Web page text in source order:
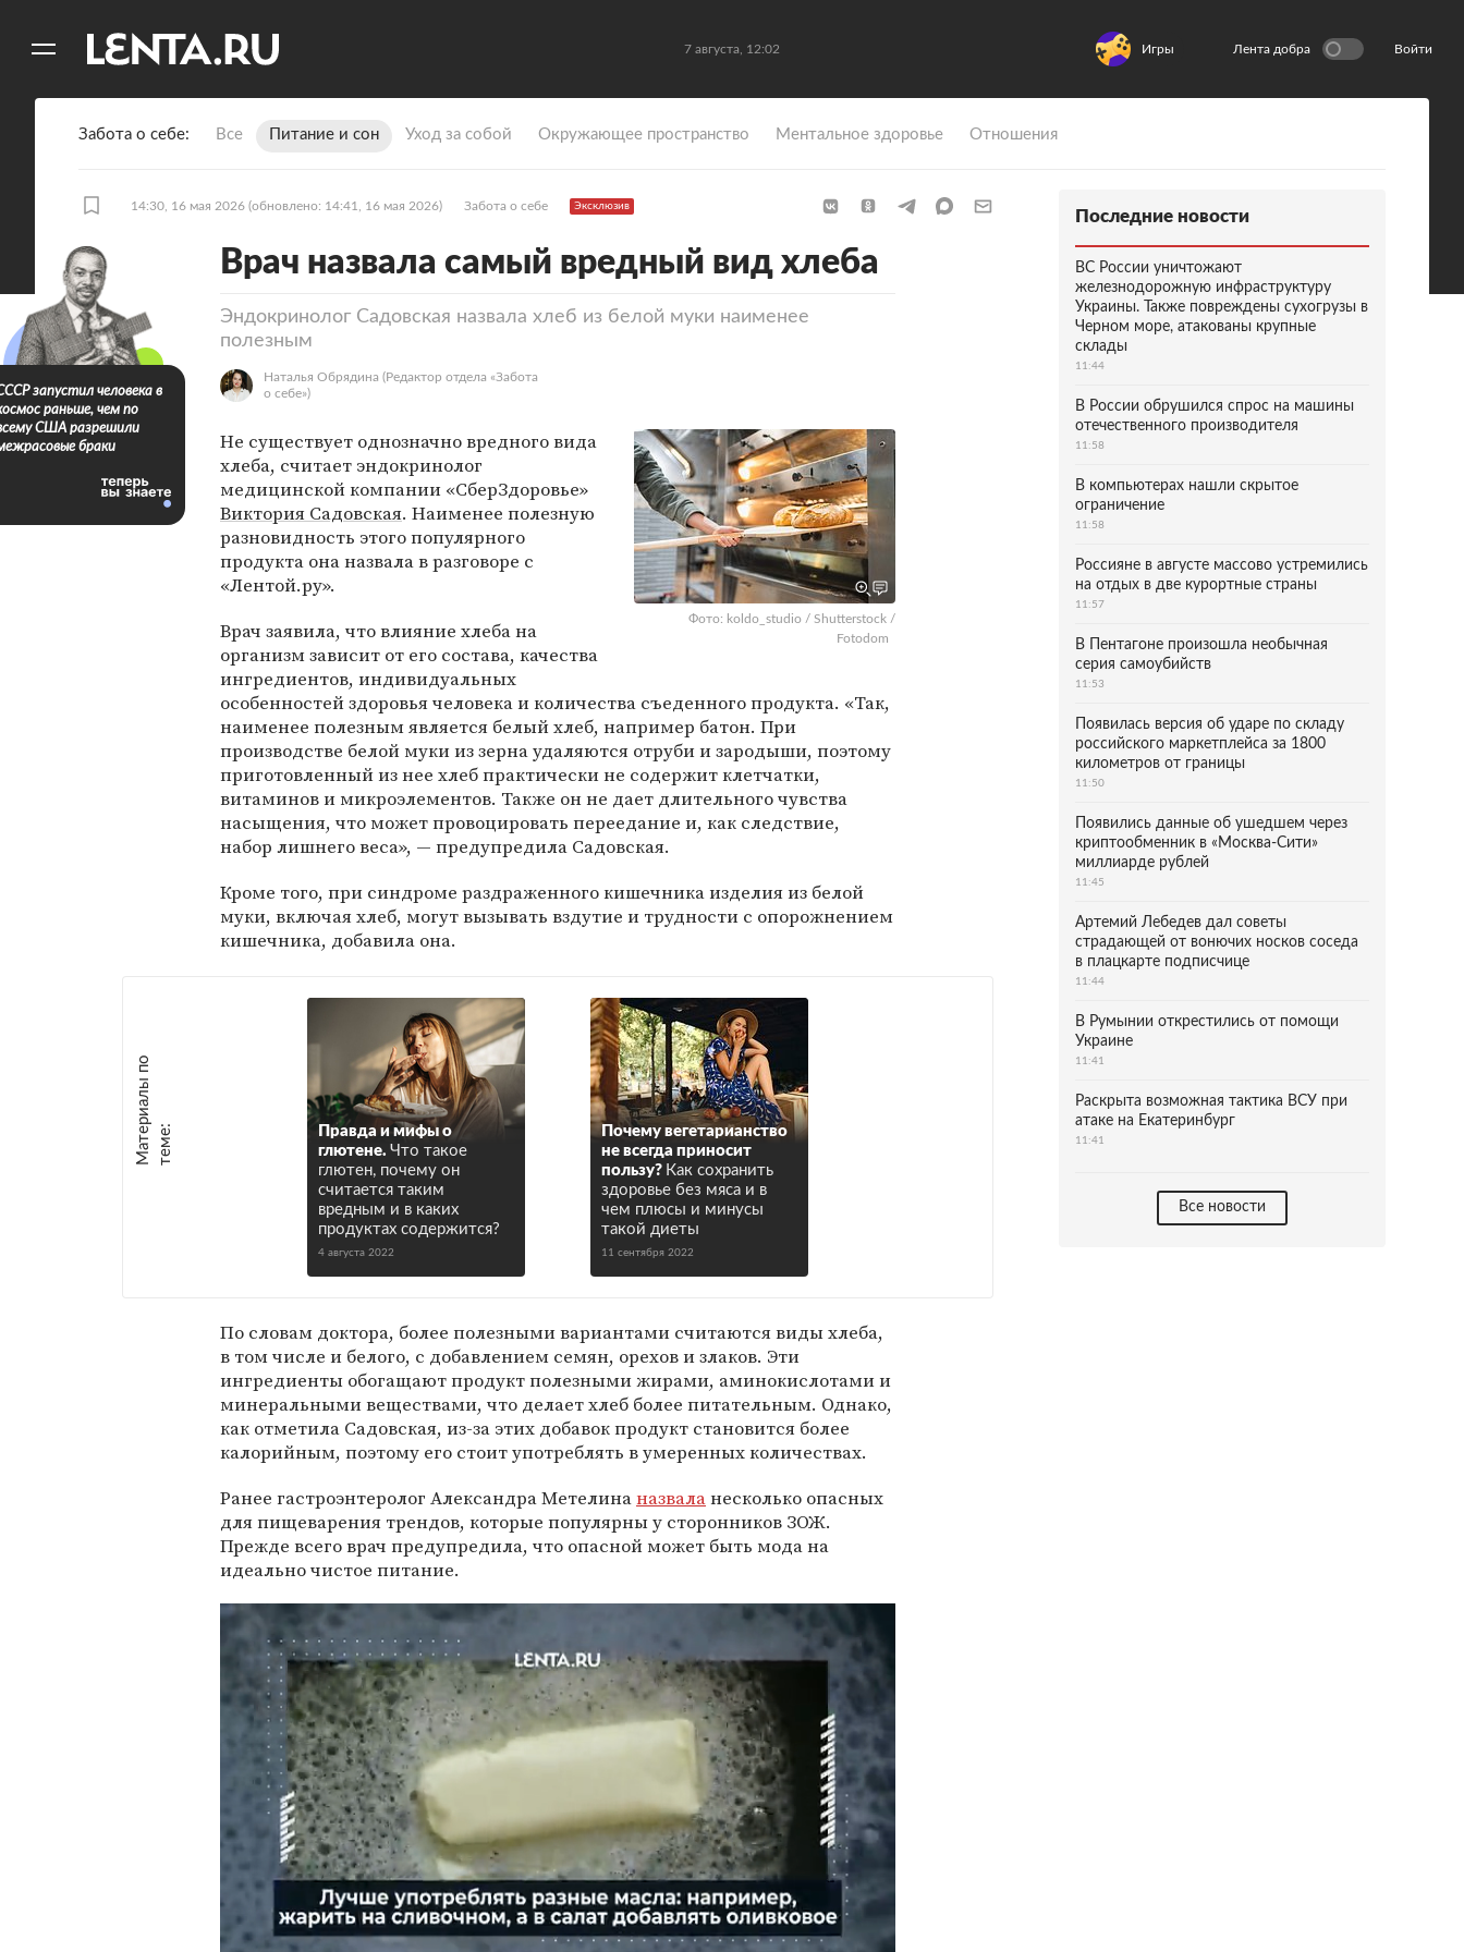
7 августа, 12:02 Игры Лента добра Войти
Забота о себе Все Питание и сон Уход за собой Окружающее пространство Ментальное здоровье Отношения
14:30, 16 мая 2026 (обновлено: 14:41, 16 мая 2026) Забота о себе Эксклюзив
Врач назвала самый вредный вид хлеба
Эндокринолог Садовская назвала хлеб из белой муки наименее
полезным
Наталья Обрядина (Редактор отдела «Забота
о себе»)
Фото: koldo_studio / Shutterstock /
Fotodom
Не существует однозначно вредного вида
хлеба, считает эндокринолог
медицинской компании «СберЗдоровье»
Виктория Садовская. Наименее полезную
разновидность этого популярного
продукта она назвала в разговоре с
«Лентой.ру».
Врач заявила, что влияние хлеба на
организм зависит от его состава, качества
ингредиентов, индивидуальных
особенностей здоровья человека и количества съеденного продукта. «Так,
наименее полезным является белый хлеб, например батон. При
производстве белой муки из зерна удаляются отруби и зародыши, поэтому
приготовленный из нее хлеб практически не содержит клетчатки,
витаминов и микроэлементов. Также он не дает длительного чувства
насыщения, что может провоцировать переедание и, как следствие,
набор лишнего веса», — предупредила Садовская.
Кроме того, при синдроме раздраженного кишечника изделия из белой
муки, включая хлеб, могут вызывать вздутие и трудности с опорожнением
кишечника, добавила она.
М
а
т е
р
и
а
л
ы
п
о
т
е
м
е :
Правда и мифы о
глютене. Что такое
глютен, почему он
считается таким
вредным и в каких
продуктах содержится?
4 августа 2022
Почему вегетарианство
не всегда приносит
пользу? Как сохранить
здоровье без мяса и в
чем плюсы и минусы
такой диеты
11 сентября 2022
По словам доктора, более полезными вариантами считаются виды хлеба,
в том числе и белого, с добавлением семян, орехов и злаков. Эти
ингредиенты обогащают продукт полезными жирами, аминокислотами и
минеральными веществами, что делает хлеб более питательным. Однако,
как отметила Садовская, из-за этих добавок продукт становится более
калорийным, поэтому его стоит употреблять в умеренных количествах.
Ранее гастроэнтеролог Александра Метелинаназваланесколько опасных
для пищеварения трендов, которые популярны у сторонников ЗОЖ.
Прежде всего врач предупредила, что опасной может быть мода на
идеально чистое питание.
запустил человека в
раньше, чем по
США разрешили
браки
Последние новости
ВС России уничтожают
железнодорожную инфраструктуру
Украины. Также повреждены сухогрузы в
Черном море, атакованы крупные
склады
11:44
В России обрушился спрос на машины
отечественного производителя
11:58
В компьютерах нашли скрытое
ограничение
11:58
Россияне в августе массово устремились
на отдых в две курортные страны
11:57
В Пентагоне произошла необычная
серия самоубийств
11:53
Появилась версия об ударе по складу
российского маркетплейса за 1800
километров от границы
11:50
Появились данные об ушедшем через
криптообменник в «Москва-Сити»
миллиарде рублей
11:45
Артемий Лебедев дал советы
страдающей от вонючих носков соседа
в плацкарте подписчице
11:44
В Румынии открестились от помощи
Украине
11:41
Раскрыта возможная тактика ВСУ при
атаке на Екатеринбург
11:41
Все новости